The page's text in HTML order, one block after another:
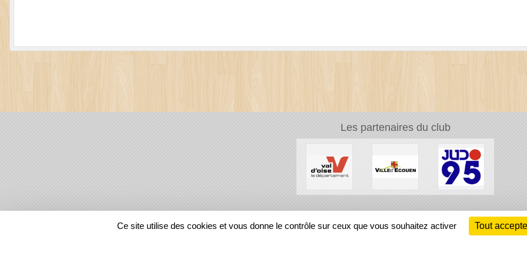
Les partenaires du club
REGIONS
Ce site utilise des cookies et vous donne le contrôle sur ceux que vous souhaitez activer Tout